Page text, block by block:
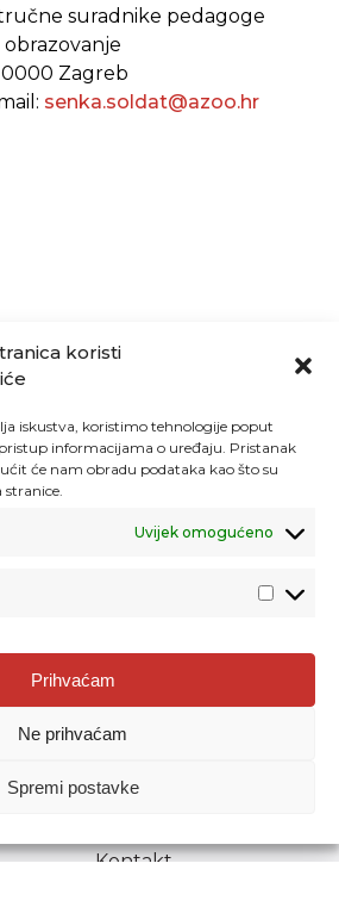
koristi
iskustva, koristimo tehnologije poput
informacijama o uređaju. Pristanak
će nam obradu podataka kao što su
stranice.
Uvijek omogućeno
Prihvaćam
Ne prihvaćam
Spremi postavke
suradnike pedagoge
obrazovanje
Zagreb
senka.soldat@azoo.hr
Zagreb
je uz navođenje izvora.
Kontakt